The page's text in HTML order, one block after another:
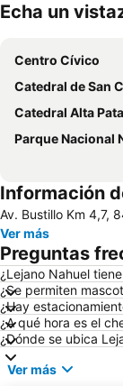
Echa un
Centro Cívico
Catedral de San
Catedral Alta
Parque Nacional
Información
Av. Bustillo Km 4,7,
Ver más
Preguntas
¿Lejano Nahuel
¿Se permiten
¿Hay
¿A qué hora es el
¿Dónde se ubica
Ver más